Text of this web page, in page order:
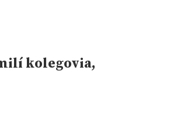
kolegovia,